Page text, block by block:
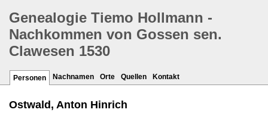
Genealogie Tiemo Hollmann -
Nachkommen von Gossen sen.
Clawesen 1530
Personen Nachnamen Orte Quellen Kontakt
Ostwald, Anton Hinrich